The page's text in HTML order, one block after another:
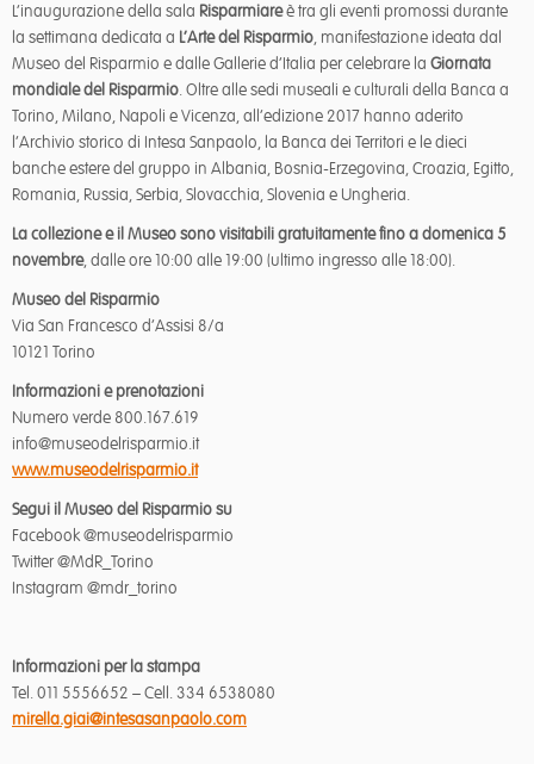
L’inaugurazione della sala Risparmiareè tra gli eventi promossi durante
la settimana dedicata a L’Arte del Risparmio, manifestazione ideata dal
Museo del Risparmio e dalle Gallerie d’Italia per celebrare la Giornata
mondiale del Risparmio. Oltre alle sedi museali e culturali della Banca a
Torino, Milano, Napoli e Vicenza, all’edizione 2017 hanno aderito
l’Archivio storico di Intesa Sanpaolo, la Banca dei Territori e le dieci
banche estere del gruppo in Albania, Bosnia-Erzegovina, Croazia, Egitto,
Romania, Russia, Serbia, Slovacchia, Slovenia e Ungheria.
La collezione e il Museo sono visitabili gratuitamente fino a domenica 5
novembre, dalle ore 10:00 alle 19:00 (ultimo ingresso alle 18:00).
Museo del Risparmio
Via San Francesco d’Assisi 8/a
10121 Torino
Informazioni e prenotazioni
Numero verde 800.167.619
info@museodelrisparmio.it
www.museodelrisparmio.it
Segui il Museo del Risparmio su
Facebook @museodelrisparmio
Twitter @MdR_Torino
Instagram @mdr_torino
Informazioni per la stampa
Tel. 011 5556652 – Cell. 334 6538080
mirella.giai@intesasanpaolo.com